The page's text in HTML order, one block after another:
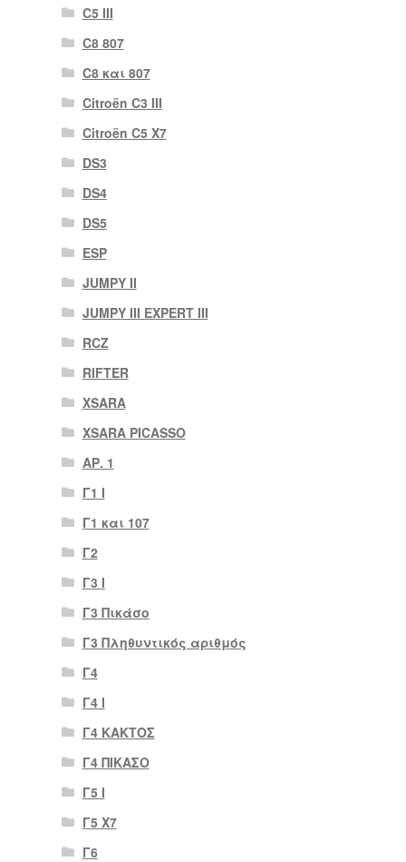
C5 III
C8 807
C8 και 807
Citroën C3 III
Citroën C5 X7
DS3
DS4
DS5
ESP
JUMPY II
JUMPY III EXPERT III
RCZ
RIFTER
XSARA
XSARA PICASSO
ΑΡ. 1
Γ1 Ι
Γ1 και 107
Γ2
Γ3 Ι
Γ3 Πικάσο
Γ3 Πληθυντικός αριθμός
Γ4
Γ4 Ι
Γ4 ΚΑΚΤΟΣ
Γ4 ΠΙΚΑΣΟ
Γ5 Ι
Γ5 Χ7
Γ6